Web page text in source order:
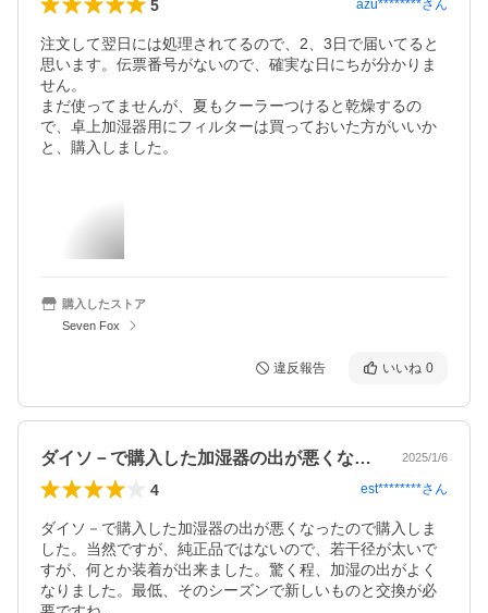
5 azu********さん
注文して翌日には処理されてるので、2、3日で届いてると
思います。伝票番号がないので、確実な日にちが分かりま
せん。
まだ使ってませんが、夏もクーラーつけると乾燥するの
で、卓上加湿器用にフィルターは買っておいた方がいいか
と、購入しました。
購入したストア
Seven Fox
違反報告 いいね 0
ダイソ－で購入した加湿器の出が悪くなっ… 2025/1/6
4 est********さん
ダイソ－で購入した加湿器の出が悪くなったので購入しま
した。当然ですが、純正品ではないので、若干径が太いで
すが、何とか装着が出来ました。驚く程、加湿の出がよく
なりました。最低、そのシーズンで新しいものと交換が必